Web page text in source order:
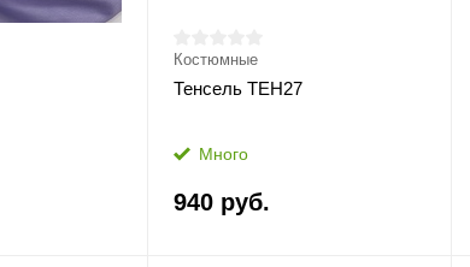
Костюмные
Тенсель ТЕН27
Много
940 руб.